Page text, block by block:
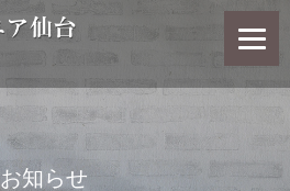
お知らせ